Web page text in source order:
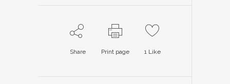
Share Print page 1Like